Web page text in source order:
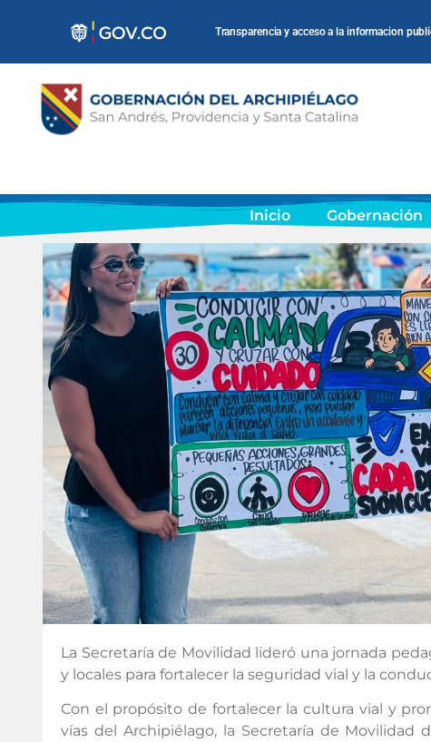
Transparencia y acceso a la informacion
Inicio Gobernación
La Secretaría de Movilidad lideró una jornada
y locales para fortalecer la seguridad vial y la
Con el propósito de fortalecer la cultura vial y
vías del Archipiélago, la Secretaría de Movilidad